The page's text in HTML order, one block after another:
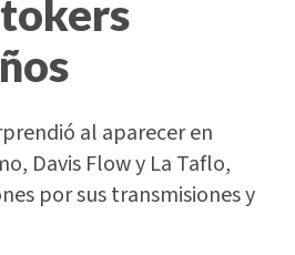
al aparecer en
Davis Flow y La Taflo,
por sus transmisiones y